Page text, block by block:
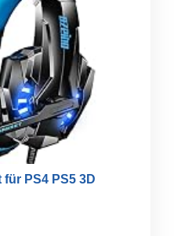
PS4 PS5 3D